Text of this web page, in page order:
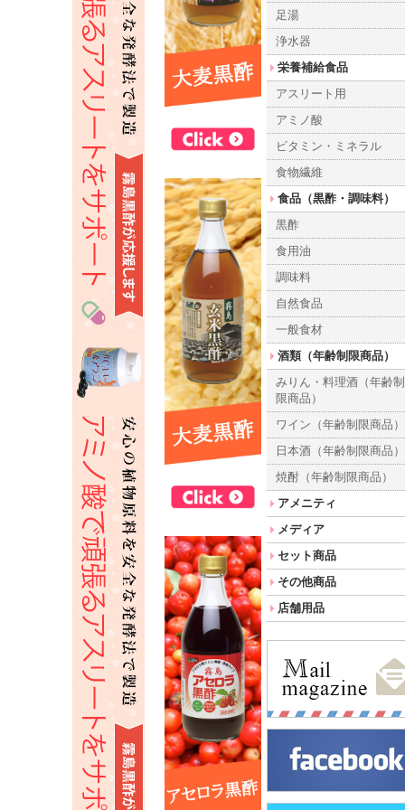
足湯
浄水器
栄養補給食品
アスリート用
アミノ酸
ビタミン・ミネラル
食物繊維
食品（黒酢・調味料）
黒酢
食用油
調味料
自然食品
一般食材
酒類（年齢制限商品）
みりん・料理酒（年齢制
限商品）
ワイン（年齢制限商品）
日本酒（年齢制限商品）
焼酎（年齢制限商品）
アメニティ
メディア
セット商品
その他商品
店舗用品